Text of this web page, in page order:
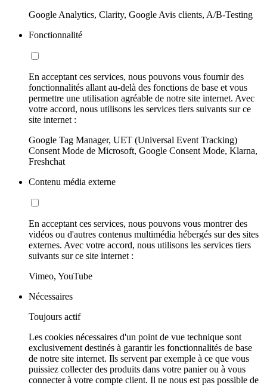
Google Analytics, Clarity, Google Avis clients, A/B-Testing
Fonctionnalité
En acceptant ces services, nous pouvons vous fournir des
fonctionnalités allant au-delà des fonctions de base et vous
permettre une utilisation agréable de notre site internet. Avec
votre accord, nous utilisons les services tiers suivants sur ce
site internet :
Google Tag Manager, UET (Universal Event Tracking)
Consent Mode de Microsoft, Google Consent Mode, Klarna,
Freshchat
Contenu média externe
En acceptant ces services, nous pouvons vous montrer des
vidéos ou d'autres contenus multimédia hébergés sur des sites
externes. Avec votre accord, nous utilisons les services tiers
suivants sur ce site internet :
Vimeo, YouTube
Nécessaires
Toujours actif
Les cookies nécessaires d'un point de vue technique sont
exclusivement destinés à garantir les fonctionnalités de base
de notre site internet. Ils servent par exemple à ce que vous
puissiez collecter des produits dans votre panier ou à vous
connecter à votre compte client. Il ne nous est pas possible de